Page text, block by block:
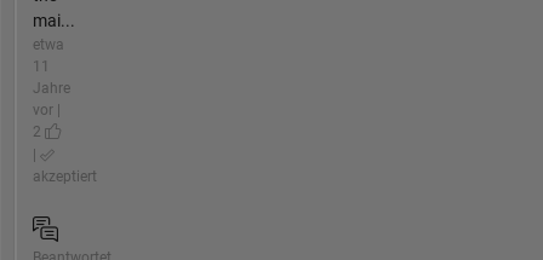
mai...
etwa
11
Jahre
vor |
2
|
akzeptiert